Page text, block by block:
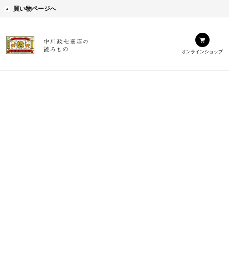
買い物ページへ
オンラインショップ